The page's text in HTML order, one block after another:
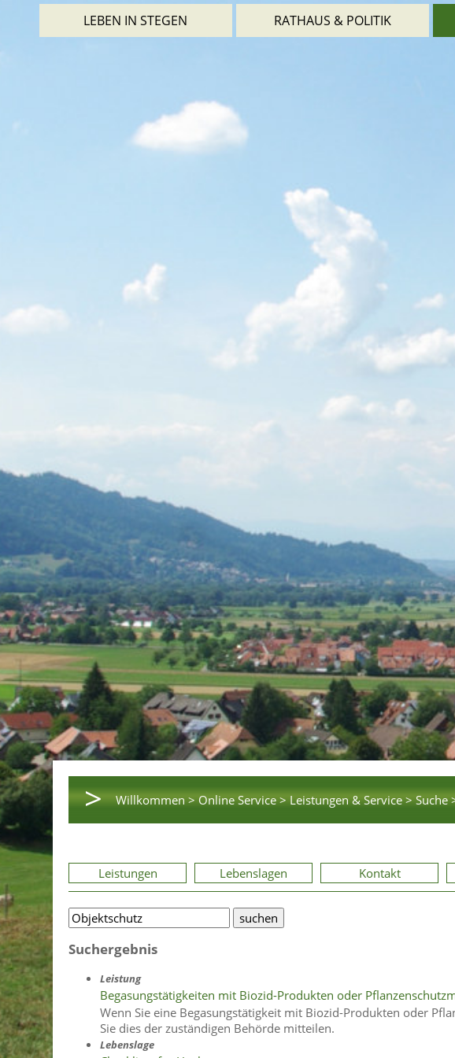
LEBEN IN STEGEN RATHAUS & POLITIK
> Willkommen > Online Service > Leistungen & Service > Suche
Leistungen Lebenslagen Kontakt
Suchergebnis
Leistung
Begasungstätigkeiten mit Biozid-Produkten oder
Wenn Sie eine Begasungstätigkeit mit Biozid-Produkten oder
Sie dies der zuständigen Behörde mitteilen.
Lebenslage